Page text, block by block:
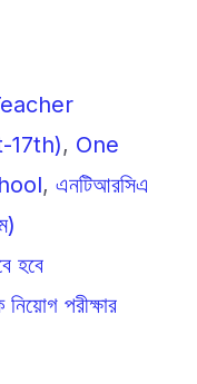
Li
n
k
17th), One
, এনটিআরসিএ
হবে
নিয়োগ পরীক্ষার